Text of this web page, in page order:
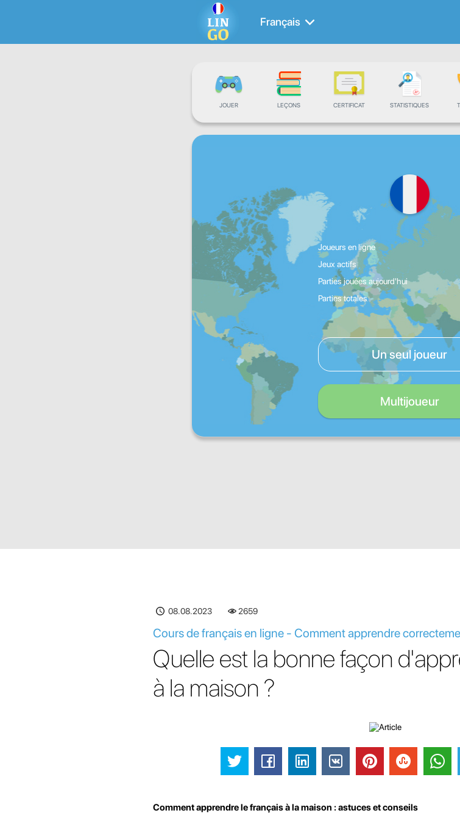
Français
JOUER LEÇONS CERTIFICAT STATISTIQUES
Joueurs en ligne
Jeux actifs
Parties jouées aujourd'hui
Parties totales
Un seul joueur
Multijoueur
08.08.2023 2659
Cours de français en ligne - Comment apprendre
Quelle est la bonne façon
à la maison ?
Comment apprendre le français à la maison : astuces et conseils